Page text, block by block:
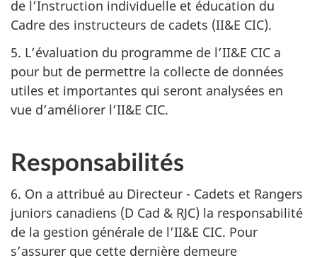
de l’Instruction individuelle et éducation du
Cadre des instructeurs de cadets (II&E CIC).
5. L’évaluation du programme de l’II&E CIC a
pour but de permettre la collecte de données
utiles et importantes qui seront analysées en
vue d’améliorer l’II&E CIC.
Responsabilités
6. On a attribué au Directeur - Cadets et Rangers
juniors canadiens (D Cad & RJC) la responsabilité
de la gestion générale de l’II&E CIC. Pour
s’assurer que cette dernière demeure